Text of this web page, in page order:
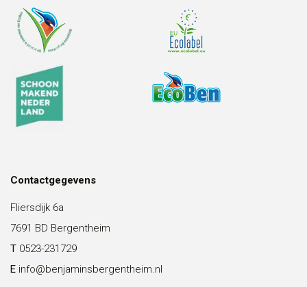
Contactgegevens
Fliersdijk 6a
7691 BD Bergentheim
T 0523-231729
E info@benjaminsbergentheim.nl